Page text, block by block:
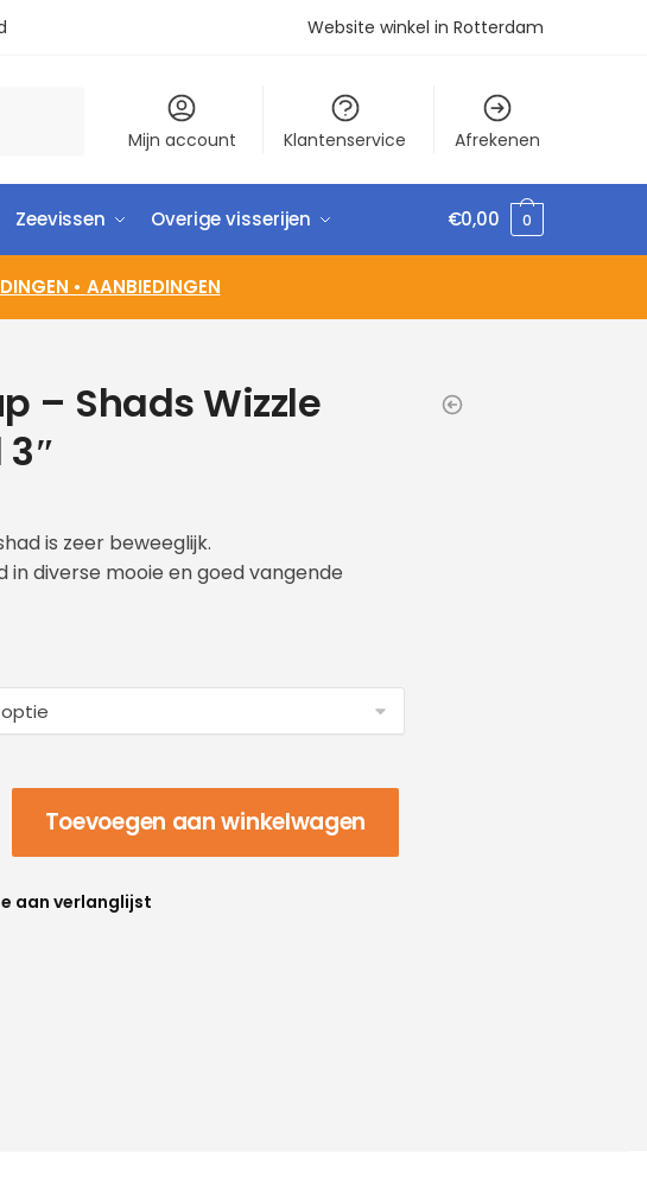
Website winkel in Rotterdam
Mijn account Klantenservice Afrekenen
Zeevissen Overige visserijen €0,00 0
• AANBIEDINGEN
– Shads Wizzle
is zeer beweeglijk.
in diverse mooie en goed vangende
Toevoegen aan winkelwagen
aan verlanglijst